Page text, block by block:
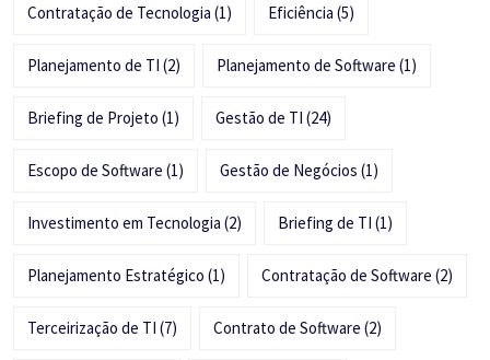
Contratação de Tecnologia (1) Eficiência (5)
Planejamento de TI (2) Planejamento de Software (1)
Briefing de Projeto (1) Gestão de TI (24)
Escopo de Software (1) Gestão de Negócios (1)
Investimento em Tecnologia (2) Briefing de TI (1)
Planejamento Estratégico (1) Contratação de Software (2)
Terceirização de TI (7) Contrato de Software (2)